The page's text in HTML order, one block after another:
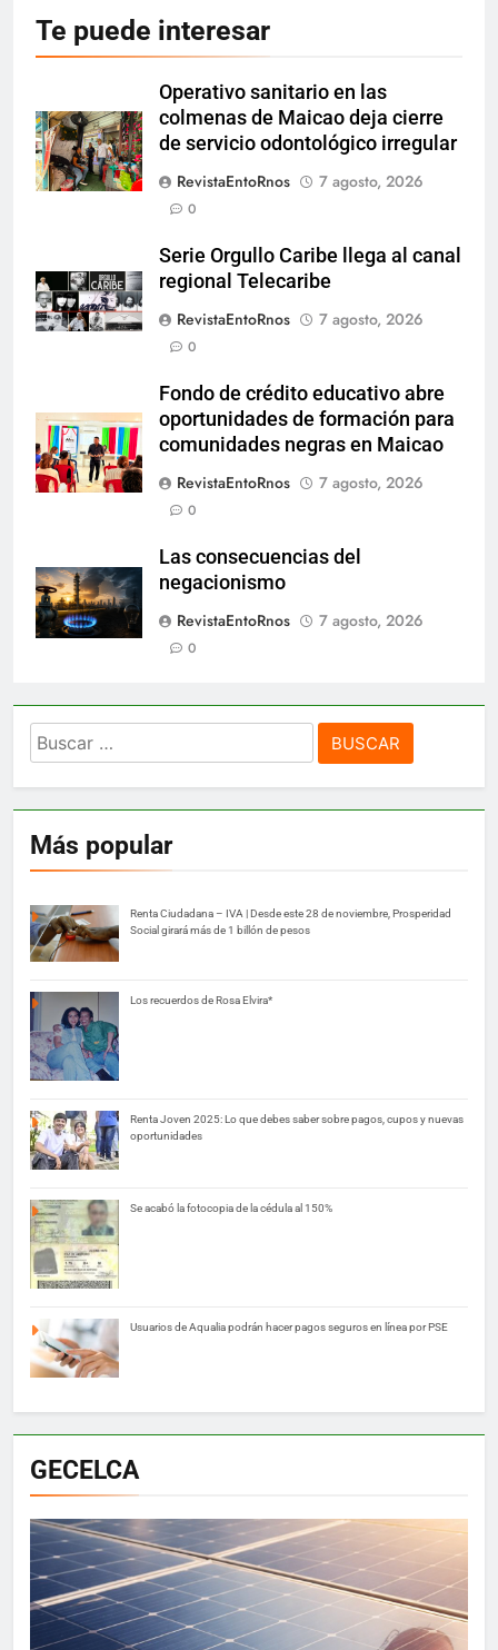
Te puede interesar
Operativo sanitario en las
colmenas de Maicao deja cierre
de servicio odontológico irregular
RevistaEntoRnos
7 agosto, 2026
0
Serie Orgullo Caribe llega al canal
regional Telecaribe
RevistaEntoRnos
7 agosto, 2026
0
Fondo de crédito educativo abre
oportunidades de formación para
comunidades negras en Maicao
RevistaEntoRnos
7 agosto, 2026
0
Las consecuencias del
negacionismo
RevistaEntoRnos
7 agosto, 2026
0
Buscar:
Más popular
Renta Ciudadana – IVA | Desde este 28 de noviembre, Prosperidad
Social girará más de 1 billón de pesos
Los recuerdos de Rosa Elvira*
Renta Joven 2025: Lo que debes saber sobre pagos, cupos y nuevas
oportunidades
Se acabó la fotocopia de la cédula al 150%
Usuarios de Aqualia podrán hacer pagos seguros en línea por PSE
GECELCA